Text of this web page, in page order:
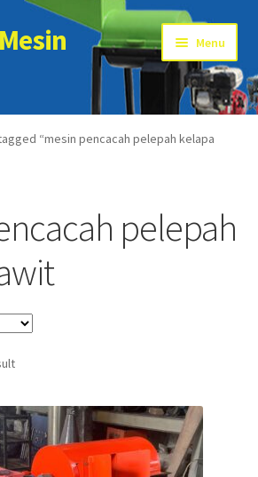
Menu
“mesin pencacah pelepah kelapa
pelepah